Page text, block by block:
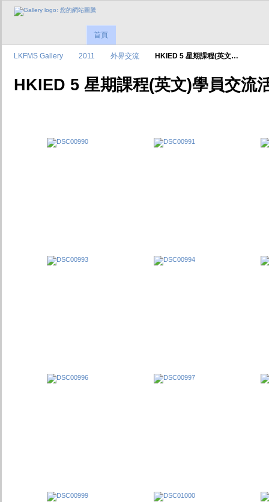
首頁
LKFMS Gallery 2011 外界交流 HKIED 5 星期課程(英文…
HKIED 5 星期課程(英文)學員交流